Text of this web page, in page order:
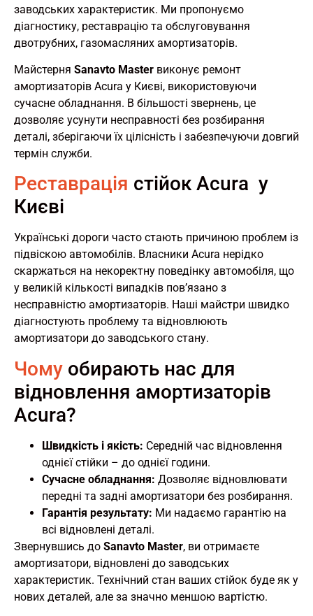
заводських характеристик. Ми пропонуємо
діагностику, реставрацію та обслуговування
двотрубних, газомасляних амортизаторів.
Майстерня Sanavto Master виконує ремонт
амортизаторів Acura у Києві, використовуючи
сучасне обладнання. В більшості звернень, це
дозволяє усунути несправності без розбирання
деталі, зберігаючи їх цілісність і забезпечуючи довгий
термін служби.
Реставрація стійок Acura у
Києві
Українські дороги часто стають причиною проблем із
підвіскою автомобілів. Власники Acura нерідко
скаржаться на некоректну поведінку автомобіля, що
у великій кількості випадків пов’язано з
несправністю амортизаторів. Наші майстри швидко
діагностують проблему та відновлюють
амортизатори до заводського стану.
Чому обирають нас для
відновлення амортизаторів
Acura?
Швидкість і якість: Середній час відновлення
однієї стійки – до однієї години.
Сучасне обладнання: Дозволяє відновлювати
передні та задні амортизатори без розбирання.
Гарантія результату: Ми надаємо гарантію на
всі відновлені деталі.
Звернувшись до Sanavto Master, ви отримаєте
амортизатори, відновлені до заводських
характеристик. Технічний стан ваших стійок буде як у
нових деталей, але за значно меншою вартістю.